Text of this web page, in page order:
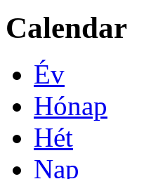
Calendar
Év
Hónap
Hét
Nap